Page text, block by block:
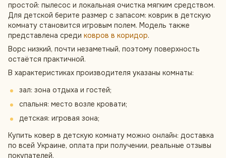
простой: пылесос и локальная очистка мягким средством.
Для детской берите размер с запасом: коврик в детскую
комнату становится игровым полем. Модель также
представлена среди ковров в коридор.
Ворс низкий, почти незаметный, поэтому поверхность
остаётся практичной.
В характеристиках производителя указаны комнаты:
зал: зона отдыха и гостей;
спальня: место возле кровати;
детская: игровая зона;
Купить ковер в детскую комнату можно онлайн: доставка
по всей Украине, оплата при получении, реальные отзывы
покупателей.